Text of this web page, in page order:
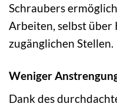
Schraubers
Arbeiten, selbst über
zugänglichen Stellen.
Weniger
Dank des